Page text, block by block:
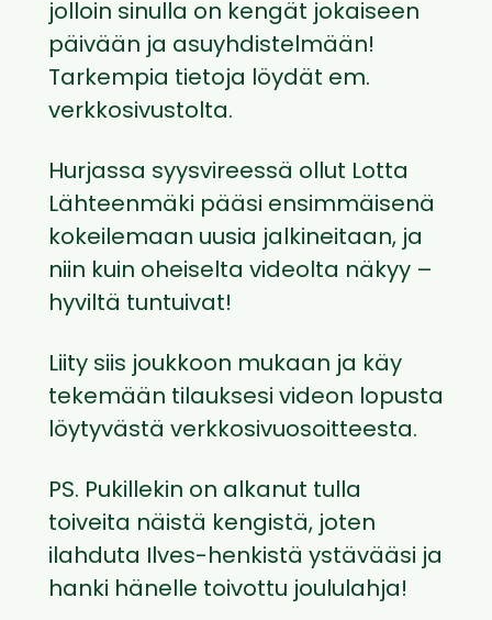
jolloin sinulla on kengät jokaiseen
päivään ja asuyhdistelmään!
Tarkempia tietoja löydät em.
verkkosivustolta.
Hurjassa syysvireessä ollut Lotta
Lähteenmäki pääsi ensimmäisenä
kokeilemaan uusia jalkineitaan, ja
niin kuin oheiselta videolta näkyy –
hyviltä tuntuivat!
Liity siis joukkoon mukaan ja käy
tekemään tilauksesi videon lopusta
löytyvästä verkkosivuosoitteesta.
PS. Pukillekin on alkanut tulla
toiveita näistä kengistä, joten
ilahduta Ilves-henkistä ystävääsi ja
hanki hänelle toivottu joululahja!